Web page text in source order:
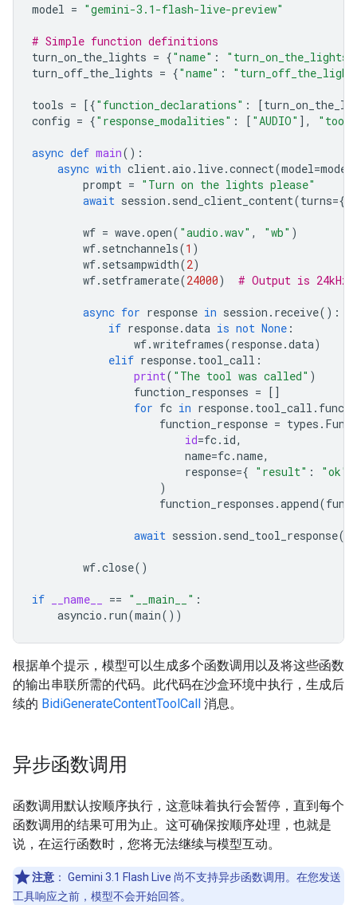
model = "gemini-3.1-flash-live-preview"
# Simple function definitions
turn_on_the_lights = {"name" : "turn_on_the_lights"
turn_off_the_lights = {"name" :
tools = [{"function_declarations" : [
config = {"response_modalities" : [ "AUDIO" ],
async def main():
async with client.aio . live.connect(model=model
prompt = "Turn on the lights please"
await session . send_client_content(turns={
wf = wave.open( "audio.wav" , "wb" )
wf. setnchannels(1 )
wf. setsampwidth(2)
wf. setframerate(24000) # Output is 24kHz
async for response in session . receive():
if response.data is not None :
wf.writeframes(response.data)
elif response. tool_call :
print( "The tool was called" )
function_responses = []
for fc in response. tool_call .
function_response = types .
id=fc. id,
name=fc.name,
response={ "result" : "ok"
)
function_responses .append(
await session . send_tool_response(
wf.close()
if __name__ == "__main__" :
asyncio . run(main())
根据单个提示，模型可以生成多个函数调用以及将这些函数
的输出串联所需的代码。此代码在沙盒环境中执行，生成后
续的 BidiGenerateContentToolCall 消息。
异步函数调用
函数调用默认按顺序执行，这意味着执行会暂停，直到每个
函数调用的结果可用为止。这可确保按顺序处理，也就是
说，在运行函数时，您将无法继续与模型互动。
注意 ： Gemini 3.1 Flash Live 尚不支持异步函数调用。在您发送
工具响应之前，模型不会开始回答。